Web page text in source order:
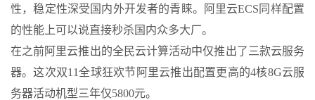
性，稳定性深受国内外开发者的青睐。阿里云ECS同样配置
的性能上可以说直接秒杀国内众多大厂。
在之前阿里云推出的全民云计算活动中仅推出了三款云服务
器。这次双11全球狂欢节阿里云推出配置更高的4核8G云服
务器活动机型三年仅5800元。